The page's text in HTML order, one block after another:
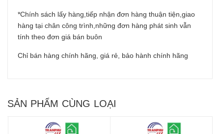
*Chính sách lấy hàng,tiếp nhận đơn hàng thuận tiện,giao
hàng tại chân công trình,những đơn hàng phát sinh vẫn
tính theo đơn giá bán buôn
Chỉ bán hàng chính hãng, giá rẻ, bảo hành chính hãng
SẢN PHẨM CÙNG LOẠI